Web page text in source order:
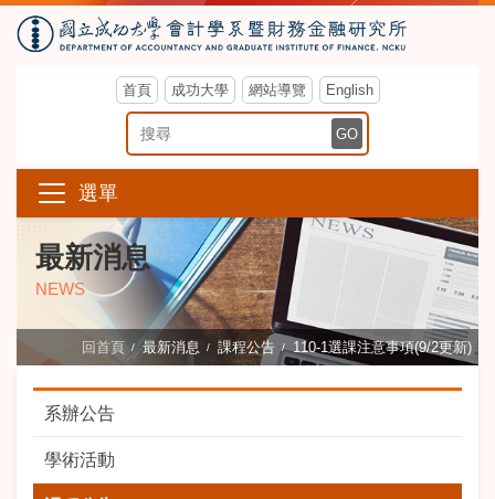
首頁 成功大學 網站導覽 English
搜尋關鍵字 GO
選單
最新消息
NEWS
回首頁 最新消息 課程公告 110-1選課注意事項(9/2更新)
系辦公告
學術活動